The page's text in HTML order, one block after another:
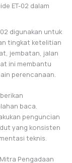
ET-02 dalam
digunakan untuk
tingkat ketelitian
jembatan, jalan
ini membantu
perencanaan.
baca.
penguncian
yang konsisten
teknis.
Pengadaan